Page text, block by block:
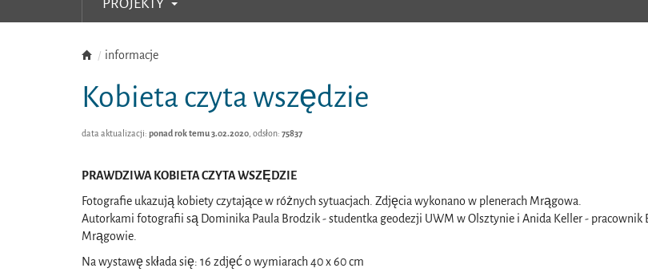
PROJEKTY
informacje
Kobieta czyta wszędzie
data aktualizacji: ponad rok temu 3.02.2020 , odsłon: 75837
PRAWDZIWA KOBIETA CZYTA WSZĘDZIE
Fotografie ukazują kobiety czytające w różnych sytuacjach. Zdjęcia wykonano w plenerach Mrągowa.
Autorkami fotografii są Dominika Paula Brodzik - studentka geodezji UWM w Olsztynie i Anida Keller -
Mrągowie.
Na wystawę składa się: 16 zdjęć o wymiarach 40 x 60 cm